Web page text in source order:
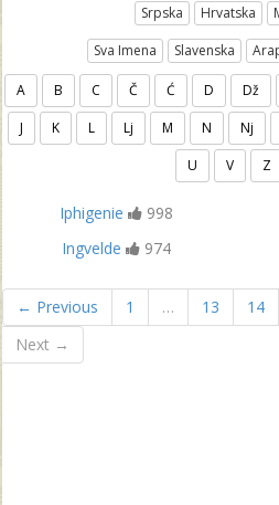
Srpska
Hrvatska
Sva Imena
Slavenska
A B C Č Ć D Dž
J
K L Lj M N Nj
U
V Z
Iphigenie 998
Ingvelde
974
← Previous 1 … 13 14
Next →